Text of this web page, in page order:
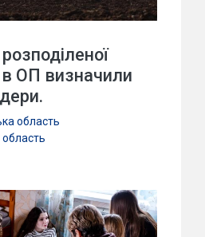
в ОП визначили
область